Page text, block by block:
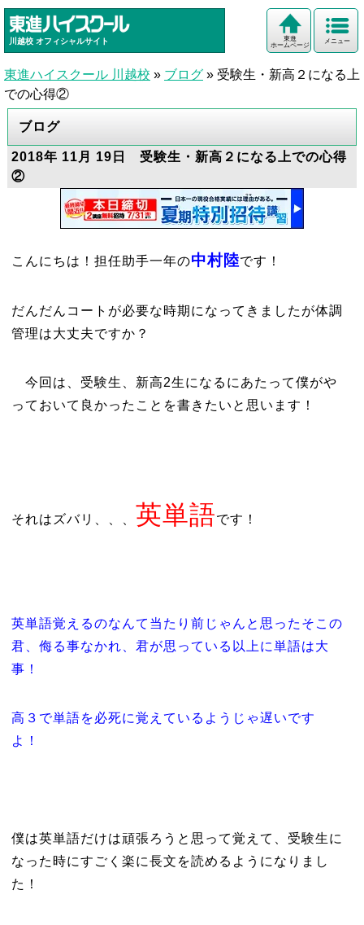
川越校 オフィシャルサイト メニュー
東進
ホームページ
東進ハイスクール 川越校 » ブログ » 受験生・新高２になる上
での心得②
ブログ
2018年 11月 19日 受験生・新高２になる上での心得
②
こんにちは！担任助手一年の中村陸です！
だんだんコートが必要な時期になってきましたが体調
管理は大丈夫ですか？
今回は、受験生、新高2生になるにあたって僕がや
っておいて良かったことを書きたいと思います！
それはズバリ、、、 英単語です！
英単語覚えるのなんて当たり前じゃんと思ったそこの
君、侮る事なかれ、君が思っている以上に単語は大
事！
高３で単語を必死に覚えているようじゃ遅いです
よ！
僕は英単語だけは頑張ろうと思って覚えて、受験生に
なった時にすごく楽に長文を読めるようになりまし
た！